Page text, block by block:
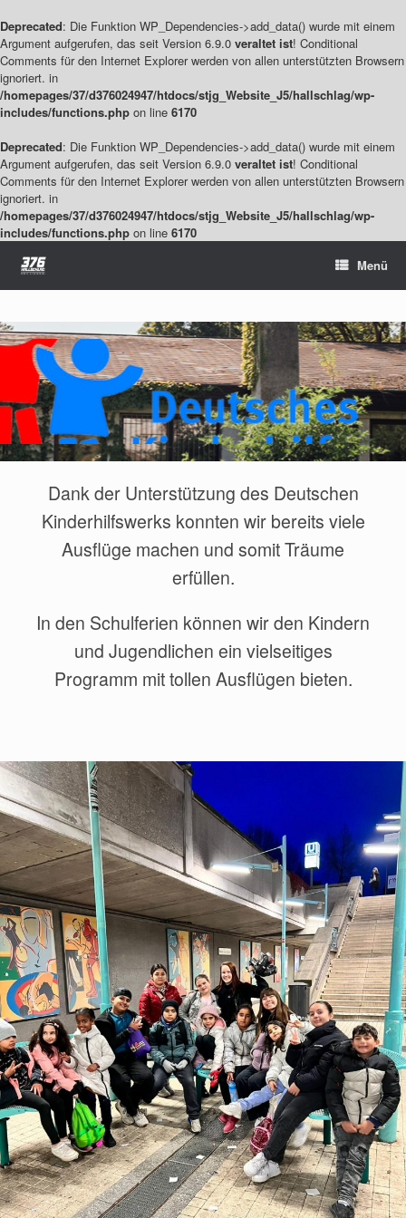
Deprecated: Die Funktion WP_Dependencies->add_data() wurde mit einem
Argument aufgerufen, das seit Version 6.9.0 veraltet ist! Conditional
Comments für den Internet Explorer werden von allen unterstützten Browsern
ignoriert. in
/homepages/37/d376024947/htdocs/stjg_Website_J5/hallschlag/wp-
includes/functions.php on line 6170
Deprecated: Die Funktion WP_Dependencies->add_data() wurde mit einem
Argument aufgerufen, das seit Version 6.9.0 veraltet ist! Conditional
Comments für den Internet Explorer werden von allen unterstützten Browsern
ignoriert. in
/homepages/37/d376024947/htdocs/stjg_Website_J5/hallschlag/wp-
includes/functions.php on line 6170
Inhalt
Menü
Dank der Unterstützung des Deutschen
Kinderhilfswerks konnten wir bereits viele
Ausflüge machen und somit Träume
erfüllen.
In den Schulferien können wir den Kindern
und Jugendlichen ein vielseitiges
Programm mit tollen Ausflügen bieten.